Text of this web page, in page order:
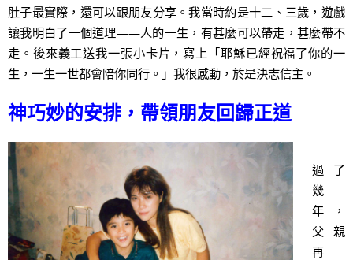
肚子最實際，還可以跟朋友分享。我當時約是十二、三歲，遊戲
讓我明白了一個道理——人的一生，有甚麼可以帶走，甚麼帶不
走。後來義工送我一張小卡片，寫上「耶穌已經祝福了你的一
生，一生一世都會陪你同行。」我很感動，於是決志信主。
神巧妙的安排，帶領朋友回歸正道
過了
幾
年，
父親
再